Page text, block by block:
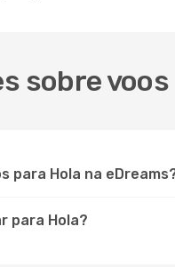
sobre voos
para Hola na
para Hola?